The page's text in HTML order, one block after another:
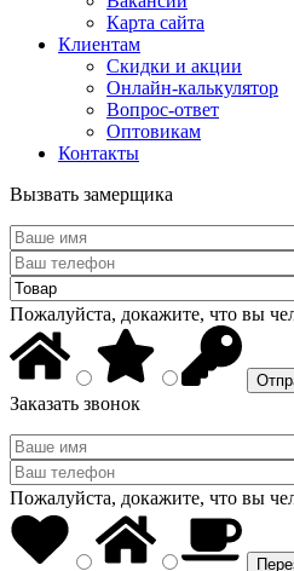
Карта сайта
Клиентам
Скидки и акции
Онлайн-калькулятор
Вопрос-ответ
Оптовикам
Контакты
Вызвать замерщика
Пожалуйста, докажите, что вы
Заказать звонок
Пожалуйста, докажите, что вы